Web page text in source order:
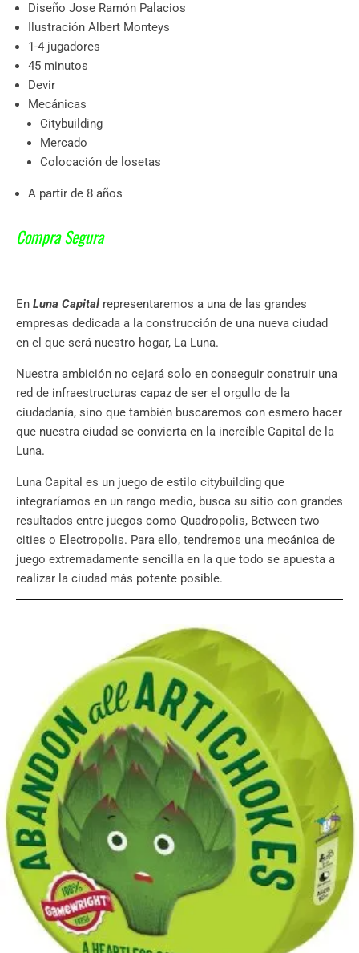
Diseño Jose Ramón Palacios
Ilustración Albert Monteys
1-4 jugadores
45 minutos
Devir
Mecánicas
Citybuilding
Mercado
Colocación de losetas
A partir de 8 años
Compra Segura
En Luna Capital representaremos a una de las grandes
empresas dedicada a la construcción de una nueva ciudad
en el que será nuestro hogar, La Luna.
Nuestra ambición no cejará solo en conseguir construir una
red de infraestructuras capaz de ser el orgullo de la
ciudadanía, sino que también buscaremos con esmero hacer
que nuestra ciudad se convierta en la increíble Capital de la
Luna.
Luna Capital es un juego de estilo citybuilding que
integraríamos en un rango medio, busca su sitio con grandes
resultados entre juegos como Quadropolis, Between two
cities o Electropolis. Para ello, tendremos una mecánica de
juego extremadamente sencilla en la que todo se apuesta a
realizar la ciudad más potente posible.